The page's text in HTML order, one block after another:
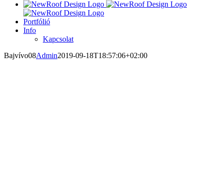
Portfólió
Info
Kapcsolat
Bajvívo08Admin2019-09-18T18:57:06+02:00